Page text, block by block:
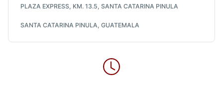
PLAZA EXPRESS, KM. 13.5, SANTA CATARINA PINULA
SANTA CATARINA PINULA, GUATEMALA